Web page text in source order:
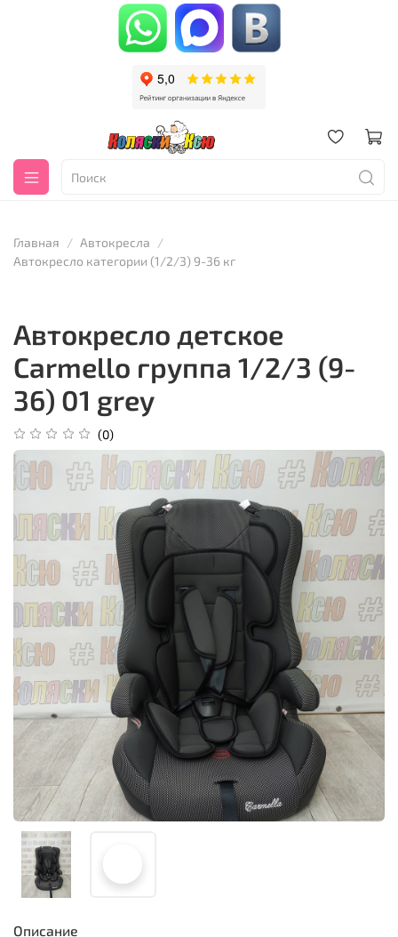
Главная
Автокресла
Автокресло категории (1/2/3) 9-36 кг
Автокресло детское
Carmello группа 1/2/3 (9-
36) 01 grey
(0)
Описание